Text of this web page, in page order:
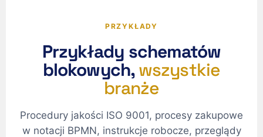
PRZYKŁADY
Przykłady schematów
blokowych,wszystkie
branże
Procedury jakości ISO 9001, procesy zakupowe
w notacji BPMN, instrukcje robocze, przeglądy